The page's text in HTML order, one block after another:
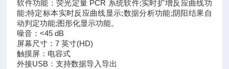
软件功能：荧光定量 PCR 系统软件;实时扩增反应曲线功
能;特定标本实时反应曲线显示;数据分析功能;阴阳结果自
动判定功能;图形化显示功能。
噪音：<45 dB
屏幕尺寸：7 英寸(HD)
触摸屏：电容式
外接USB：支持数据导入导出